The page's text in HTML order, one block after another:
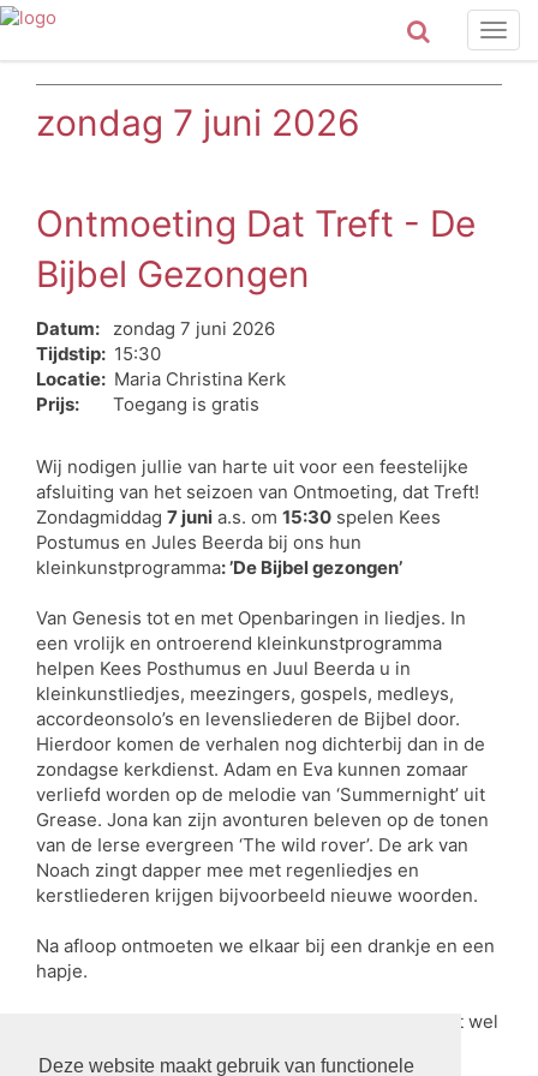
Deze website maakt gebruik van functionele
zondag 7 juni 2026
Ontmoeting Dat Treft - De
Bijbel Gezongen
Datum:
zondag 7 juni 2026
Tijdstip: 15:30
Locatie: Maria Christina Kerk
Prijs:
Toegang is gratis
Wij nodigen jullie van harte uit voor een feestelijke
afsluiting van het seizoen van Ontmoeting, dat Treft!
Zondagmiddag 7 juni a.s. om 15:30 spelen Kees
Postumus en Jules Beerda bij ons hun
kleinkunstprogramma: ’De Bijbel gezongen’
Van Genesis tot en met Openbaringen in liedjes. In
een vrolijk en ontroerend kleinkunstprogramma
helpen Kees Posthumus en Juul Beerda u in
kleinkunstliedjes, meezingers, gospels, medleys,
accordeonsolo’s en levensliederen de Bijbel door.
Hierdoor komen de verhalen nog dichterbij dan in de
zondagse kerkdienst. Adam en Eva kunnen zomaar
verliefd worden op de melodie van ‘Summernight’ uit
Grease. Jona kan zijn avonturen beleven op de tonen
van de Ierse evergreen ‘The wild rover’. De ark van
Noach zingt dapper mee met regenliedjes en
kerstliederen krijgen bijvoorbeeld nieuwe woorden.
Na afloop ontmoeten we elkaar bij een drankje en een
hapje.
De toegang is gratis. Een vrijwillige bijdrage wordt wel